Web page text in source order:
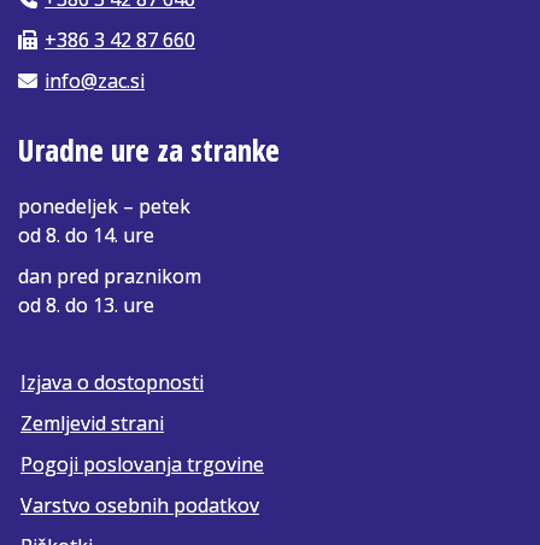
+386 3 42 87 660
info@zac.si
Uradne ure za stranke
ponedeljek – petek
od 8. do 14. ure
dan pred praznikom
od 8. do 13. ure
Izjava o dostopnosti
Zemljevid strani
Pogoji poslovanja trgovine
Varstvo osebnih podatkov